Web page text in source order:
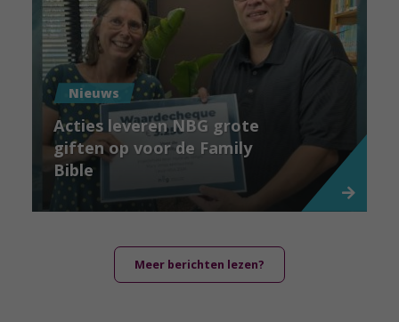
Nieuws
Acties leveren NBG grote
giften op voor de Family
Bible
Meer berichten lezen?